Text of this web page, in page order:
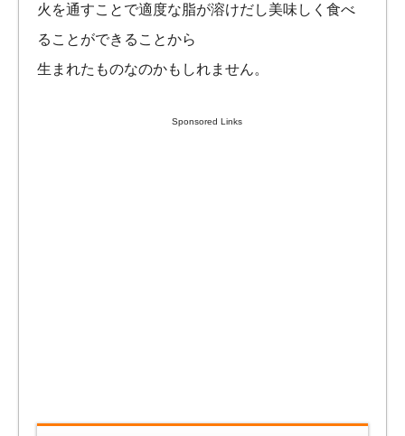
火を通すことで適度な脂が溶けだし美味しく食べ
ることができることから
生まれたものなのかもしれません。
Sponsored Links